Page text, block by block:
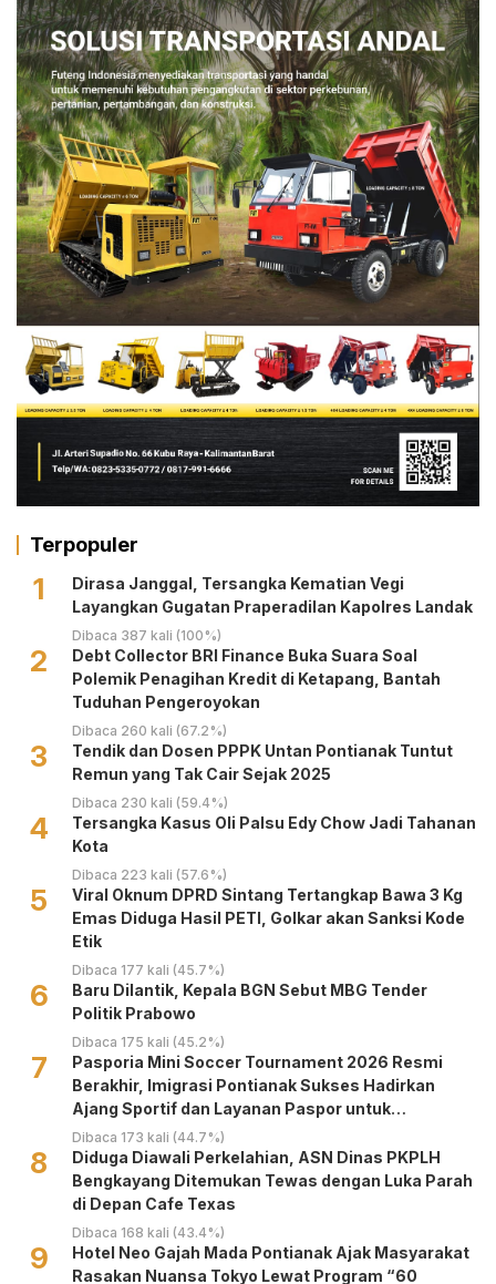
Terpopuler
1
Dirasa Janggal, Tersangka Kematian Vegi
Layangkan Gugatan Praperadilan Kapolres Landak
Dibaca 387 kali (100%)
2
Debt Collector BRI Finance Buka Suara Soal
Polemik Penagihan Kredit di Ketapang, Bantah
Tuduhan Pengeroyokan
Dibaca 260 kali (67.2%)
3
Tendik dan Dosen PPPK Untan Pontianak Tuntut
Remun yang Tak Cair Sejak 2025
Dibaca 230 kali (59.4%)
4
Tersangka Kasus Oli Palsu Edy Chow Jadi Tahanan
Kota
Dibaca 223 kali (57.6%)
5
Viral Oknum DPRD Sintang Tertangkap Bawa 3 Kg
Emas Diduga Hasil PETI, Golkar akan Sanksi Kode
Etik
Dibaca 177 kali (45.7%)
6
Baru Dilantik, Kepala BGN Sebut MBG Tender
Politik Prabowo
Dibaca 175 kali (45.2%)
7
Pasporia Mini Soccer Tournament 2026 Resmi
Berakhir, Imigrasi Pontianak Sukses Hadirkan
Ajang Sportif dan Layanan Paspor untuk
Masyarakat
Dibaca 173 kali (44.7%)
8
Diduga Diawali Perkelahian, ASN Dinas PKPLH
Bengkayang Ditemukan Tewas dengan Luka Parah
di Depan Cafe Texas
Dibaca 168 kali (43.4%)
9
Hotel Neo Gajah Mada Pontianak Ajak Masyarakat
Rasakan Nuansa Tokyo Lewat Program “60